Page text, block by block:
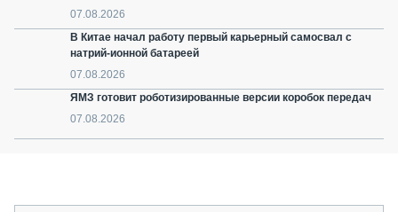
07.08.2026
В Китае начал работу первый карьерный самосвал с
натрий-ионной батареей
07.08.2026
ЯМЗ готовит роботизированные версии коробок передач
07.08.2026